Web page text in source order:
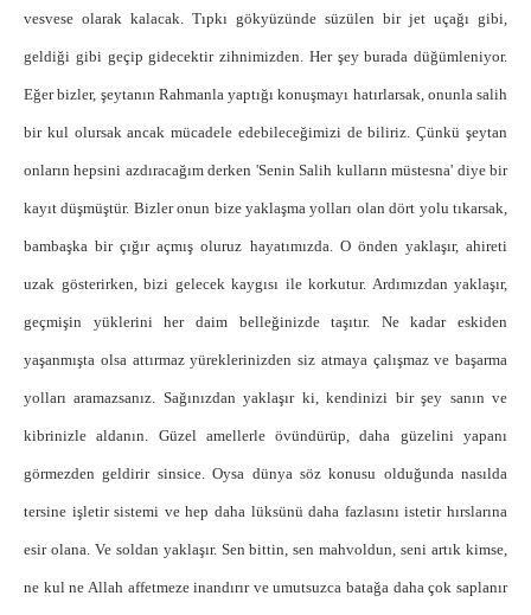
vesvese olarak kalacak. Tıpkı gökyüzünde süzülen bir jet uçağı gibi,
geldiği gibi geçip gidecektir zihnimizden. Her şey burada düğümleniyor.
Eğer bizler, şeytanın Rahmanla yaptığı konuşmayı hatırlarsak, onunla salih
bir kul olursak ancak mücadele edebileceğimizi de biliriz. Çünkü şeytan
onların hepsini azdıracağım derken 'Senin Salih kulların müstesna' diye bir
kayıt düşmüştür. Bizler onun bize yaklaşma yolları olan dört yolu tıkarsak,
bambaşka bir çığır açmış oluruz hayatımızda. O önden yaklaşır, ahireti
uzak gösterirken, bizi gelecek kaygısı ile korkutur. Ardımızdan yaklaşır,
geçmişin yüklerini her daim belleğinizde taşıtır. Ne kadar eskiden
yaşanmışta olsa attırmaz yüreklerinizden siz atmaya çalışmaz ve başarma
yolları aramazsanız. Sağınızdan yaklaşır ki, kendinizi bir şey sanın ve
kibrinizle aldanın. Güzel amellerle övündürüp, daha güzelini yapanı
görmezden geldirir sinsice. Oysa dünya söz konusu olduğunda nasılda
tersine işletir sistemi ve hep daha lüksünü daha fazlasını istetir hırslarına
esir olana. Ve soldan yaklaşır. Sen bittin, sen mahvoldun, seni artık kimse,
ne kul ne Allah affetmeze inandırır ve umutsuzca batağa daha çok saplanır